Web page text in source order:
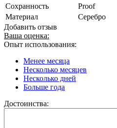
Сохранность
Proof
Материал
Серебро
Добавить отзыв
Ваша оценка:
Опыт использования:
Менее месяца
Несколько месяцев
Несколько дней
Больше года
Достоинства: